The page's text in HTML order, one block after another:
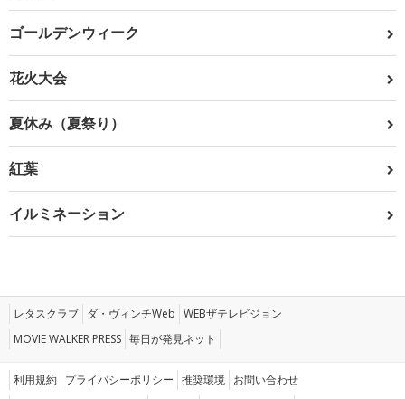
ゴールデンウィーク
花火大会
夏休み（夏祭り）
紅葉
イルミネーション
レタスクラブ ダ・ヴィンチWeb WEBザテレビジョン
MOVIE WALKER PRESS 毎日が発見ネット
利用規約 プライバシーポリシー 推奨環境 お問い合わせ